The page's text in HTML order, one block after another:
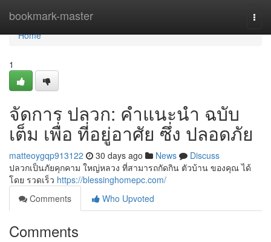
bookmark-master
Home
Home
1
จัดการ ปลวก: คำแนะนำ ฉบับ
เต็ม เพื่อ ที่อยู่อาศัย ซึ่ง ปลอดภัย
matteoygqp913122 30 days ago News
Discuss
ปลวกเป็นภัยคุกคาม ใหญ่หลวง ที่สามารถกัดกิน ตัวบ้าน ของคุณ ได้
โดย รวดเร็ว https://blessinghomepc.com/
Comments
Who Upvoted
Comments